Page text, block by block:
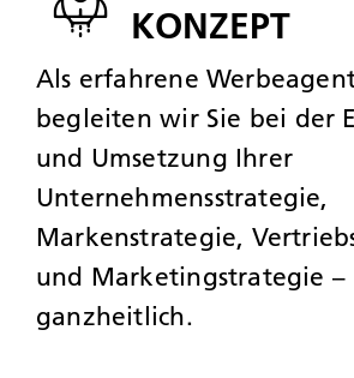
KONZEPT
Als erfahrene
begleiten wir Sie bei der
und Umsetzung Ihrer
Unternehmensstrategie,
Markenstrategie,
und Marketingstrategie –
ganzheitlich.